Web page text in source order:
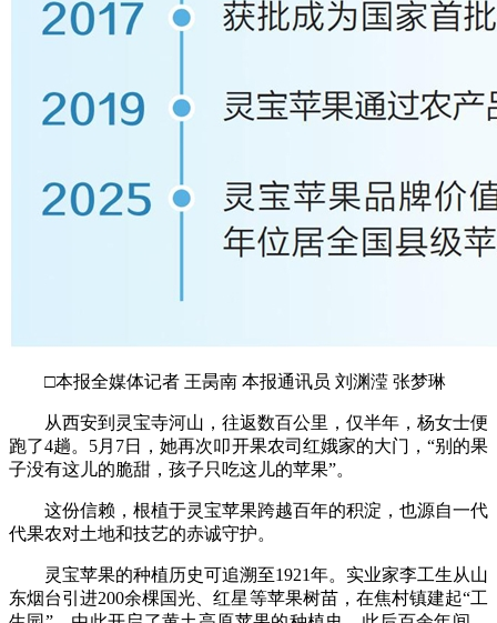
□本报全媒体记者 王昺南 本报通讯员 刘渊滢 张梦琳
从西安到灵宝寺河山，往返数百公里，仅半年，杨女士便
跑了4趟。5月7日，她再次叩开果农司红娥家的大门，“别的果
子没有这儿的脆甜，孩子只吃这儿的苹果”。
这份信赖，根植于灵宝苹果跨越百年的积淀，也源自一代
代果农对土地和技艺的赤诚守护。
灵宝苹果的种植历史可追溯至1921年。实业家李工生从山
东烟台引进200余棵国光、红星等苹果树苗，在焦村镇建起“工